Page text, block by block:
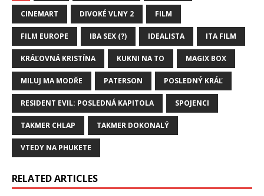
CINEMART DIVOKÉ VLNY 2 FILM
FILM EUROPE IBA SEX (?) IDEALISTA ITA FILM
KRÁĽOVNÁ KRISTÍNA KUKNI NA TO MAGIX BOX
MILUJ MA MODŘE PATERSON POSLEDNÝ KRÁĽ
RESIDENT EVIL: POSLEDNÁ KAPITOLA SPOJENCI
TAKMER CHLAP TAKMER DOKONALÝ
VTEDY NA PHUKETE
RELATED ARTICLES